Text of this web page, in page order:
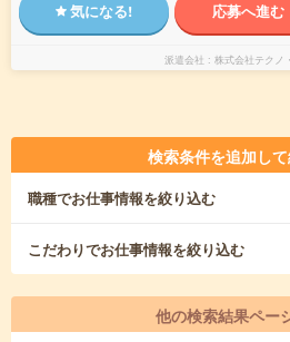
気になる! 応募へ進む
派遣会社 株式会社テクノ
検索条件を追加し
職種でお仕事情報を絞り込む
こだわりでお仕事情報を絞り込む
他の検索結果ペー